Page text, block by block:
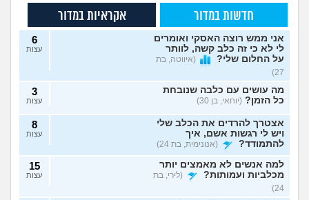
חדשות במדור אקראיות במדור
אני ממש רוצה האסקי ואומרים
לי לא כי זה כלב קשה, לוותר
על החלום שלי?
(איווטה, בת
27)
6
עצות
מה עושים עם כלבה שנובחת
כל הזמן? (יוחאי, בן 30)
3
עצות
אצטרך להרדים את הכלב שלי
ויש לי רגשות אשם, איך
להתמודד?
(אנונימית, בת 24)
8
עצות
למה אנשים לא מאמצים יותר
מכלביות ועמותות?
(לירי, בת
24)
15
עצות